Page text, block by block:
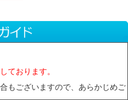
ております。
もございますので、あらかじめご